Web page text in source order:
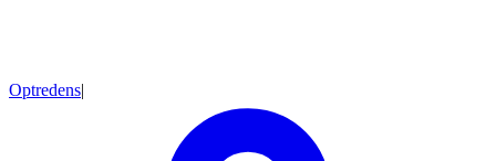
Optredens|